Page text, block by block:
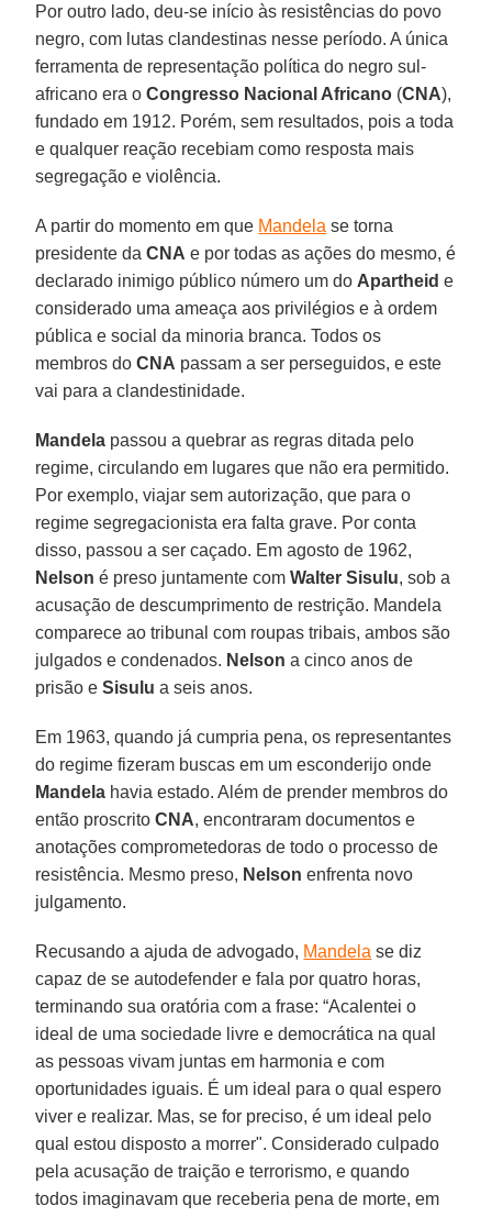
Por outro lado, deu-se início às resistências do povo
negro, com lutas clandestinas nesse período. A única
ferramenta de representação política do negro sul-
africano era oCongresso Nacional Africano (CNA),
fundado em 1912. Porém, sem resultados, pois a toda
e qualquer reação recebiam como resposta mais
segregação e violência.
A partir do momento em que Mandela se torna
presidente daCNA e por todas as ações do mesmo, é
declarado inimigo público número um do Apartheid e
considerado uma ameaça aos privilégios e à ordem
pública e social da minoria branca. Todos os
membros doCNA passam a ser perseguidos, e este
vai para a clandestinidade.
Mandela passou a quebrar as regras ditada pelo
regime, circulando em lugares que não era permitido.
Por exemplo, viajar sem autorização, que para o
regime segregacionista era falta grave. Por conta
disso, passou a ser caçado. Em agosto de 1962,
Nelson é preso juntamente comWalter Sisulu, sob a
acusação de descumprimento de restrição. Mandela
comparece ao tribunal com roupas tribais, ambos são
julgados e condenados. Nelson a cinco anos de
prisão eSisulu a seis anos.
Em 1963, quando já cumpria pena, os representantes
do regime fizeram buscas em um esconderijo onde
Mandela havia estado. Além de prender membros do
então proscritoCNA, encontraram documentos e
anotações comprometedoras de todo o processo de
resistência. Mesmo preso, Nelson enfrenta novo
julgamento.
Recusando a ajuda de advogado, Mandela se diz
capaz de se autodefender e fala por quatro horas,
terminando sua oratória com a frase: “Acalentei o
ideal de uma sociedade livre e democrática na qual
as pessoas vivam juntas em harmonia e com
oportunidades iguais. É um ideal para o qual espero
viver e realizar. Mas, se for preciso, é um ideal pelo
qual estou disposto a morrer". Considerado culpado
pela acusação de traição e terrorismo, e quando
todos imaginavam que receberia pena de morte, em